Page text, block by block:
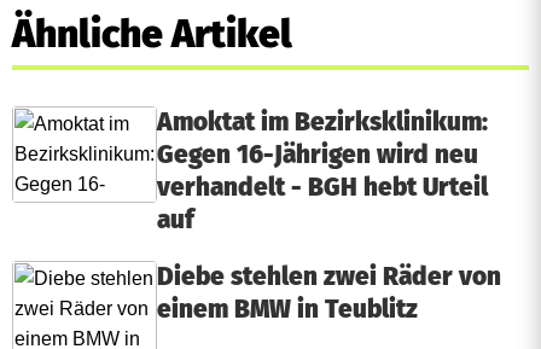
Ähnliche Artikel
Amoktat im Bezirksklinikum:
Gegen 16-Jährigen wird neu
verhandelt - BGH hebt Urteil
auf
Diebe stehlen zwei Räder von
einem BMW in Teublitz